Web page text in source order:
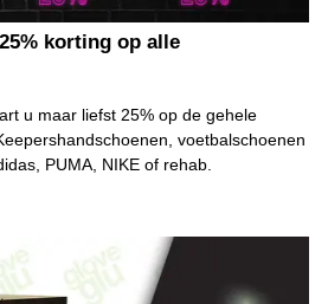
korting op alle
u maar liefst 25% op de gehele
voetbalschoenen
PUMA, NIKE of rehab.